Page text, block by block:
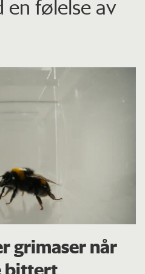
en følelse av
grimaser når
bittert